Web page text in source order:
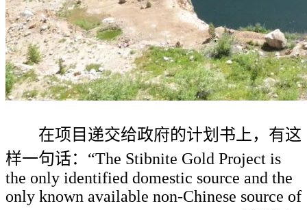
在项目递交给政府的计划书上，有这
样一句话：“The Stibnite Gold Project is
the only identified domestic source and the
only known available non-Chinese source of